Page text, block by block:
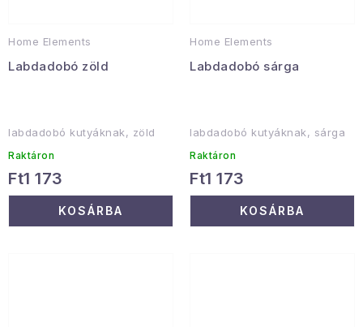
Home Elements
Labdadobó zöld
labdadobó kutyáknak, zöld
Raktáron
Ft1 173
KOSÁRBA
Home Elements
Labdadobó sárga
labdadobó kutyáknak, sárga
Raktáron
Ft1 173
KOSÁRBA